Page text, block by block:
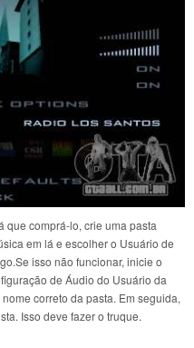
que comprá-lo, crie uma pasta
em lá e escolher o Usuário de
isso não funcionar, inicie o
de Áudio do Usuário da
correto da pasta. Em seguida,
Isso deve fazer o truque.